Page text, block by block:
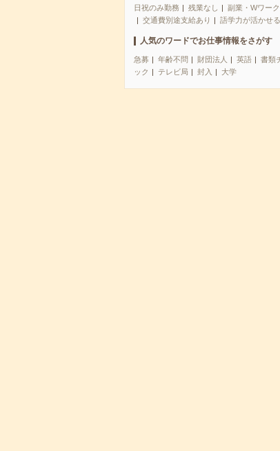
日祝のみ勤務
残業なし
副業・Wワー
交通費別途支給あり
語学力が活かせる
人気のワードでお仕事情報をさがす
急募 年齢不問 財団法人 英語
書類
ック
テレビ局 封入 大学